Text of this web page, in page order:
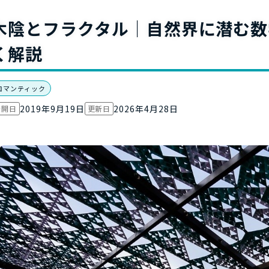
陰とフラクタル｜自然界に潜む
解説
マンティック
日 2019年9月19日 更新日 2026年4月28日